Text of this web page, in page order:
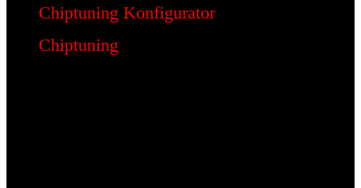
www.bhp-chiptuning.com
BHP Motorsport
Chiptuning Konfigurator
Chiptuning